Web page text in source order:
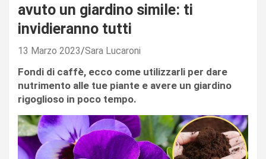
avuto un giardino simile: ti
invidieranno tutti
13 Marzo 2023 Sara Lucaroni
Fondi di caffè, ecco come utilizzarli per dare
nutrimento alle tue piante e avere un giardino
rigoglioso in poco tempo.